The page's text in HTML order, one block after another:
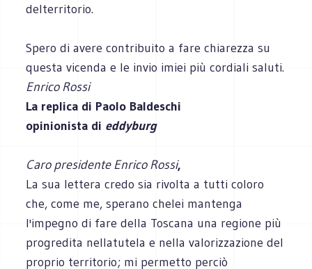
delterritorio.
Spero di avere contribuito a fare chiarezza su
questa vicenda e le invio imiei più cordiali saluti.
Enrico Rossi
La replica di Paolo Baldeschi
opinionista di eddyburg
Caro presidente Enrico Rossi,
La sua lettera credo sia rivolta a tutti coloro
che, come me, sperano chelei mantenga
l'impegno di fare della Toscana una regione più
progredita nellatutela e nella valorizzazione del
proprio territorio; mi permetto perciò